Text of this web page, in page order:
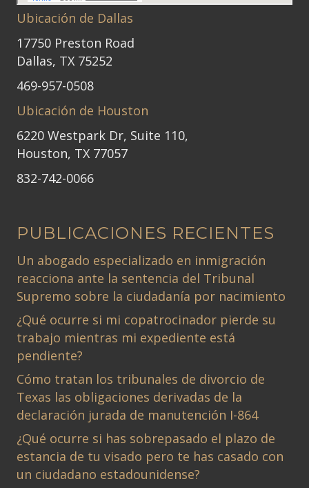
Ubicación de Dallas
17750 Preston Road
Dallas, TX 75252
469-957-0508
Ubicación de Houston
6220 Westpark Dr, Suite 110,
Houston, TX 77057
832-742-0066
PUBLICACIONES RECIENTES
Un abogado especializado en inmigración
reacciona ante la sentencia del Tribunal
Supremo sobre la ciudadanía por nacimiento
¿Qué ocurre si mi copatrocinador pierde su
trabajo mientras mi expediente está
pendiente?
Cómo tratan los tribunales de divorcio de
Texas las obligaciones derivadas de la
declaración jurada de manutención I-864
¿Qué ocurre si has sobrepasado el plazo de
estancia de tu visado pero te has casado con
un ciudadano estadounidense?